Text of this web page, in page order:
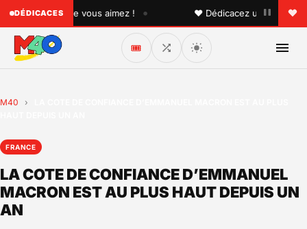
DÉDICACESque vous aimez ! • ♥ Dédicacez un titre à vos
🎟️
M40 ›
FRANCE
LA COTE DE CONFIANCE D’EMMANUEL
MACRON EST AU PLUS HAUT DEPUIS UN
AN